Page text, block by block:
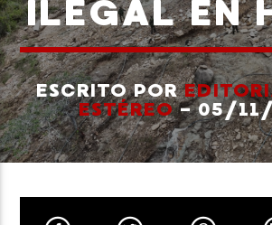
CANCIÓN ACTUAL
TÍTULO
ILEGAL EN
ESCRITO POR
ESTÉREO- 05/11/